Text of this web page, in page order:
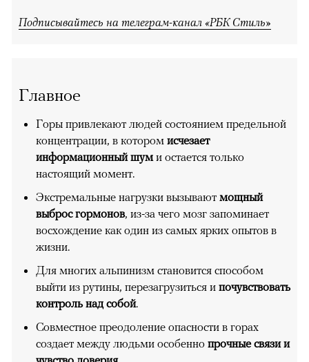
Подписывайтесь на телеграм-канал «РБК Стиль»
Главное
Горы привлекают людей состоянием предельной
концентрации, в котором исчезает
информационный шуми остается только
настоящий момент.
Экстремальные нагрузки вызывают мощный
выброс гормонов, из-за чего мозг запоминает
восхождение как один из самых ярких опытов в
жизни.
Для многих альпинизм становится способом
выйти из рутины, перезагрузиться и почувствовать
контроль над собой.
Совместное преодоление опасности в горах
создает между людьми особенно прочные связи и